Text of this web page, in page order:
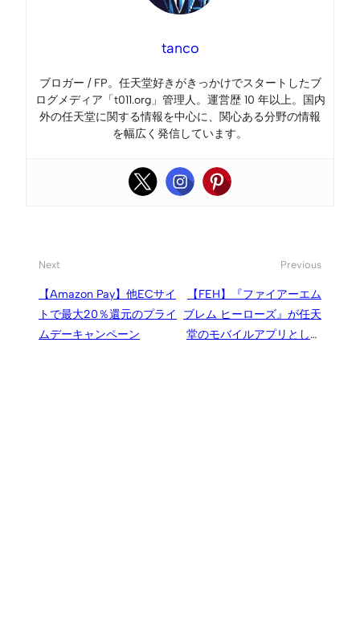
tanco
ブロガー / FP。任天堂好きがきっかけでスタートしたブ
ログメディア「t011.org」管理人。運営歴 10 年以上。国内
外の任天堂に関する情報を中心に、関心ある分野の情報
を幅広く発信しています。
Next
【Amazon Pay】他ECサイ
トで最大20％還元のプライ
ムデーキャンペーン
Previous
【FEH】『ファイアーエム
ブレム ヒーローズ』が任天
堂のモバイルアプリとして